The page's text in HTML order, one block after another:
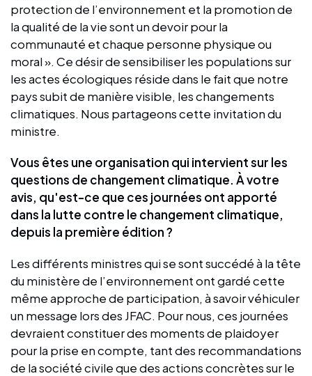
protection de l’environnement et la promotion de
la qualité de la vie sont un devoir pour la
communauté et chaque personne physique ou
moral ». Ce désir de sensibiliser les populations sur
les actes écologiques réside dans le fait que notre
pays subit de manière visible, les changements
climatiques. Nous partageons cette invitation du
ministre.
Vous êtes une organisation qui intervient sur les
questions de changement climatique. À votre
avis, qu'est-ce que ces journées ont apporté
dans la lutte contre le changement climatique,
depuis la première édition ?
Les différents ministres qui se sont succédé à la tête
du ministère de l’environnement ont gardé cette
même approche de participation, à savoir véhiculer
un message lors des JFAC. Pour nous, ces journées
devraient constituer des moments de plaidoyer
pour la prise en compte, tant des recommandations
de la société civile que des actions concrètes sur le